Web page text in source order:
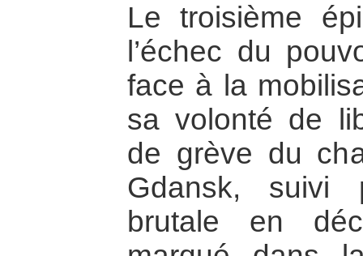
Le troisième
l’échec du
face à la
sa volonté de
de grève du
Gdansk, suivi
brutale en